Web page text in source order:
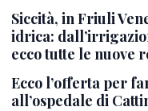
Siccità, in Friuli
idrica:
ecco tutte le nuove
Ecco l’offerta per
all’ospedale di